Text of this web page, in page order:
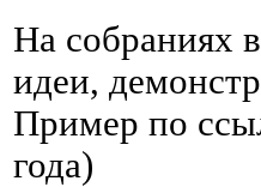
На собраниях
идеи,
Пример по
года)